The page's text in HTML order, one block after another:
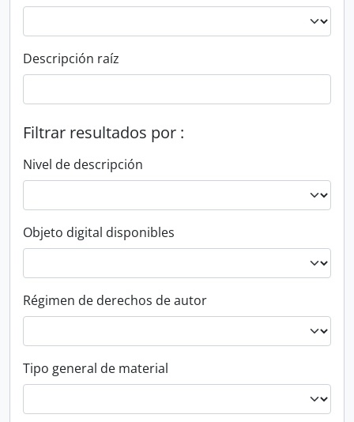
Descripción raíz
Filtrar resultados por :
Nivel de descripción
Objeto digital disponibles
Régimen de derechos de autor
Tipo general de material